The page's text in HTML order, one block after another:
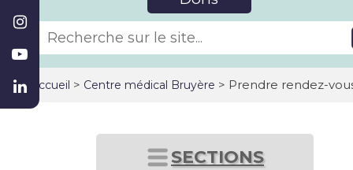
Accueil > Centre médical Bruyère > Prendre rendez-
SECTIONS